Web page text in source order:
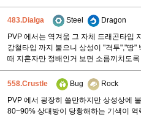
483.Dialga Steel
Dragon
PVP 에서는 역겨움 그 자체 드래곤타입
강철타입 까지 붙으니 상성이 "격투","땅
때 지혼자만 정배인거 보면 소름끼치도
558.Crustle Bug
Rock
PVP 에서 굉장히 쓸만하지만 상성상에
80~90% 상대방이 당황해하는 기색이 역